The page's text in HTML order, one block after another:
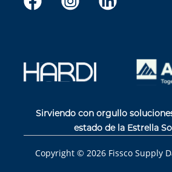
Sirviendo con orgullo
estado de la Estrella
Copyright © 2026 Fissco Supply